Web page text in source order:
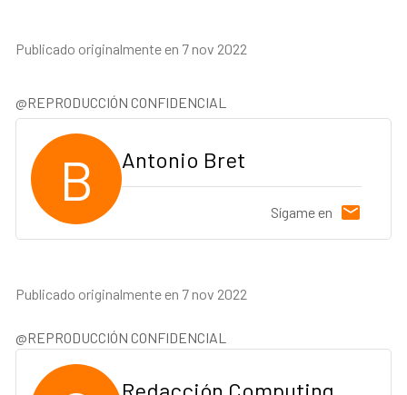
Publicado originalmente en 7 nov 2022
@REPRODUCCIÓN CONFIDENCIAL
B Antonio Bret
Sígame en
Publicado originalmente en 7 nov 2022
@REPRODUCCIÓN CONFIDENCIAL